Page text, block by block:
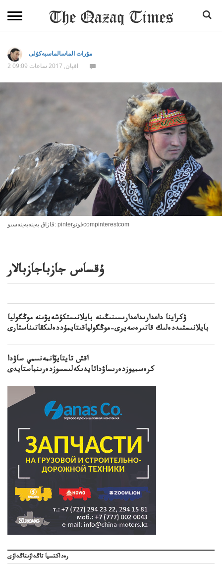
مۇرات الماسالماسبەكۇلى
2 اقپان, 2017 ساعات 09:09
قازاق بەينەبەينەسىو: pinterفوتوcompinterestcom
ۇقساس جازباجازبالار
ۋكراينا داعدارىداعدارىسىنىڭىنە بايلانىستكۇشەيۋىنە موڭگوليا
بايلانىستىددەلىك قاتىرەسەيرى–موڭگولياقىتايمۇددەلىكقاتىناستارى
اقش تايتايۆانمەنسمي ساۋدا
كرەسميوزدەرىساۋداتايدىكەلىسسوزدەرىنباستايدى
رەداكتسيا تاڭداۋىتاڭداۋى